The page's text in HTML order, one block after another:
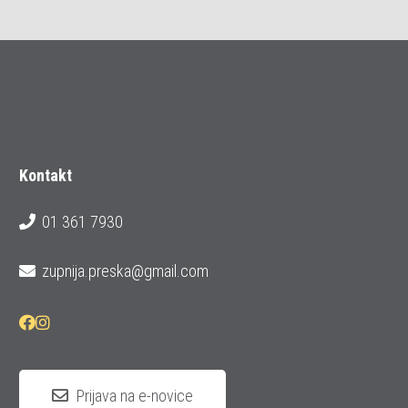
Kontakt
01 361 7930
zupnija.preska@gmail.com
Prijava na e-novice